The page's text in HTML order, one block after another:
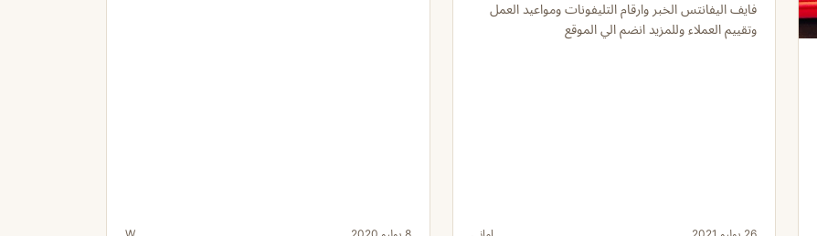
فايف اليفانتس الخبر وارقام التليفونات ومواعيد العمل
وتقييم العملاء وللمزيد انضم الي الموقع